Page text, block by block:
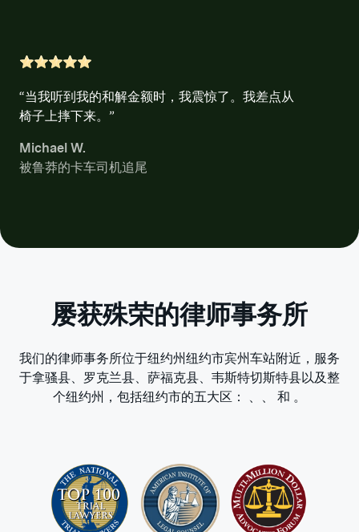
“当我听到我的和解金额时，我震惊了。我差点从
椅子上摔下来。”
Michael W.
被鲁莽的卡车司机追尾
屡获殊荣的律师事务所
我们的律师事务所位于纽约州纽约市宾州车站附近，服务
于拿骚县、罗克兰县、萨福克县、韦斯特切斯特县以及整
个纽约州，包括纽约市的五大区：
、 、 和 。